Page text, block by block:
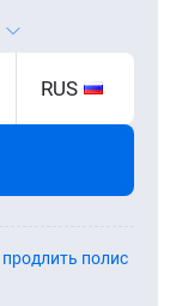
RUS
продлить полис